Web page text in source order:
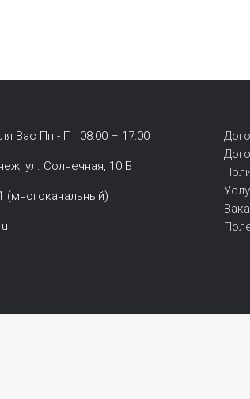
Вас Пн - Пт 08:00 – 17:00
ул. Солнечная, 10 Б
(многоканальный)